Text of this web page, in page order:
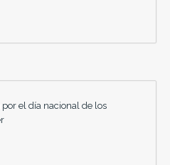
el día nacional de los